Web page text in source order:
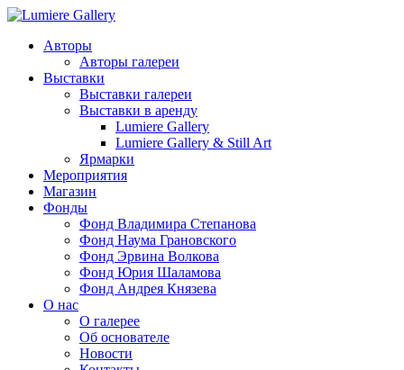
Авторы
Авторы галереи
Выставки
Выставки галереи
Выставки в аренду
Lumiere Gallery
Lumiere Gallery & Still Art
Ярмарки
Мероприятия
Магазин
Фонды
Фонд Владимира Степанова
Фонд Наума Грановского
Фонд Эрвина Волкова
Фонд Юрия Шаламова
Фонд Андрея Князева
О нас
О галерее
Об основателе
Новости